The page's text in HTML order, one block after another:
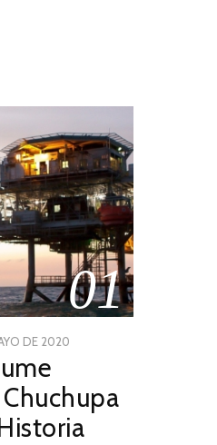
01
DE 2020
DE
2026